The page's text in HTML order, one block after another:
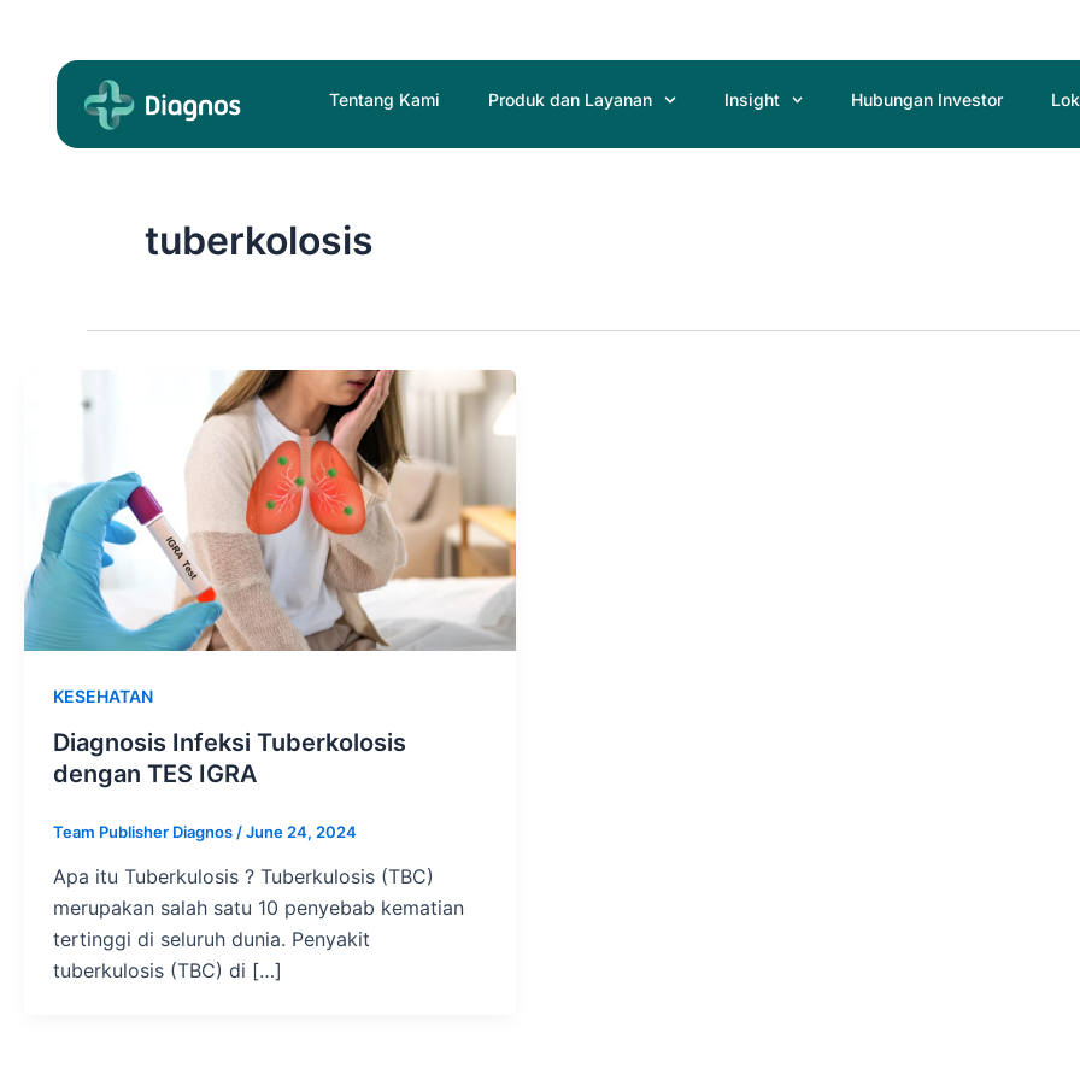
content
Tentang Kami Produk dan Layanan Insight Hubungan Investor
tuberkolosis
KESEHATAN
Diagnosis Infeksi Tuberkolosis
dengan TES IGRA
Team Publisher Diagnos /June 24, 2024
Apa itu Tuberkulosis ? Tuberkulosis (TBC)
merupakan salah satu 10 penyebab kematian
tertinggi di seluruh dunia. Penyakit
tuberkulosis (TBC) di […]